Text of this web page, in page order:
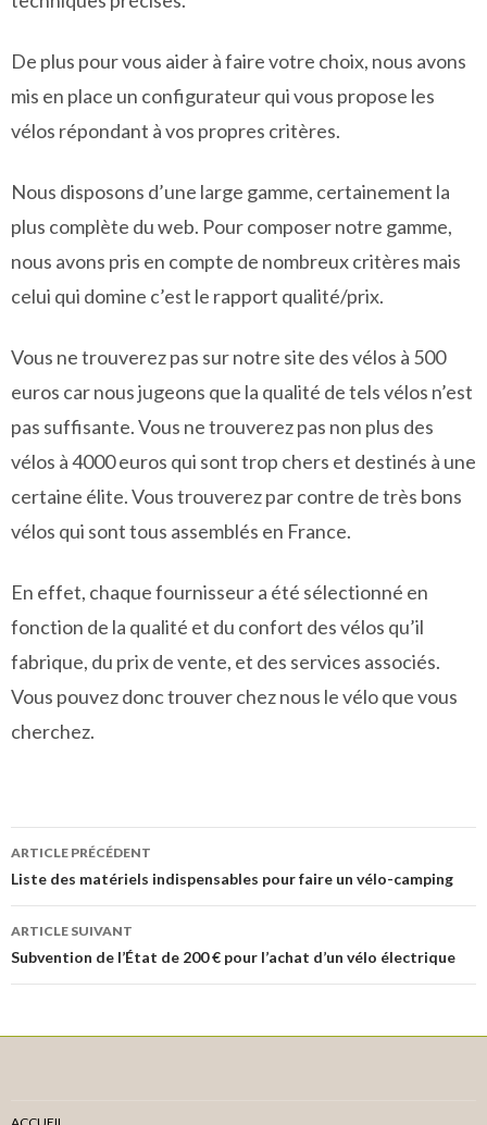
De plus pour vous aider à faire votre choix, nous avons
mis en place un configurateur qui vous propose les
vélos répondant à vos propres critères.
Nous disposons d’une large gamme, certainement la
plus complète du web. Pour composer notre gamme,
nous avons pris en compte de nombreux critères mais
celui qui domine c’est le rapport qualité/prix.
Vous ne trouverez pas sur notre site des vélos à 500
euros car nous jugeons que la qualité de tels vélos n’est
pas suffisante. Vous ne trouverez pas non plus des
vélos à 4000 euros qui sont trop chers et destinés à une
certaine élite. Vous trouverez par contre de très bons
vélos qui sont tous assemblés en France.
En effet, chaque fournisseur a été sélectionné en
fonction de la qualité et du confort des vélos qu’il
fabrique, du prix de vente, et des services associés.
Vous pouvez donc trouver chez nous le vélo que vous
cherchez.
Navigation
des
articles
ARTICLE PRÉCÉDENT
Liste des matériels indispensables pour faire un vélo-camping
ARTICLE SUIVANT
Subvention de l’État de 200 € pour l’achat d’un vélo électrique